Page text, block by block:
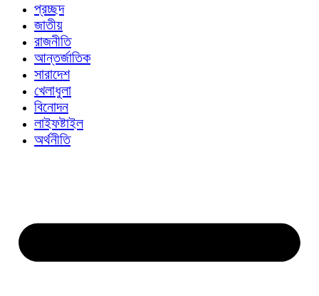
প্রচ্ছদ
জাতীয়
রাজনীতি
আন্তর্জাতিক
সারাদেশ
খেলাধুলা
বিনোদন
লাইফষ্টাইল
অর্থনীতি